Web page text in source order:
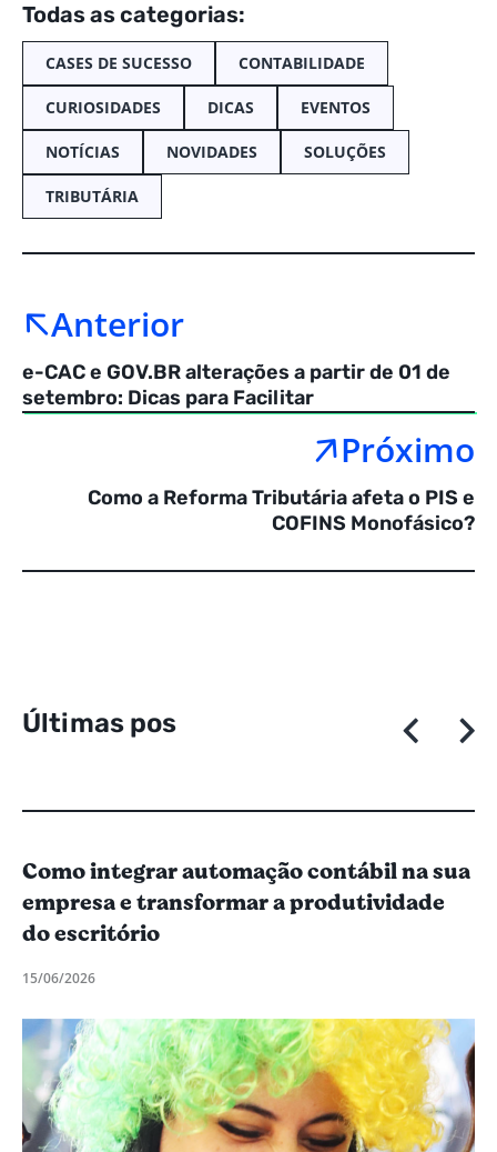
Todas as categorias:
CASES DE SUCESSO CONTABILIDADE
CURIOSIDADES DICAS EVENTOS
NOTÍCIAS NOVIDADES SOLUÇÕES
TRIBUTÁRIA
Anterior
e-CAC e GOV.BR alterações a partir de 01 de
setembro: Dicas para Facilitar
Próximo
Como a Reforma Tributária afeta o PIS e
COFINS Monofásico?
Últimas pos
Como integrar automação contábil na sua
empresa e transformar a produtividade
do escritório
15/06/2026